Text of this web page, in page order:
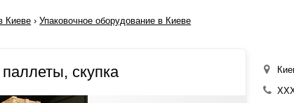
›Упаковочное оборудование в Киеве
скупка